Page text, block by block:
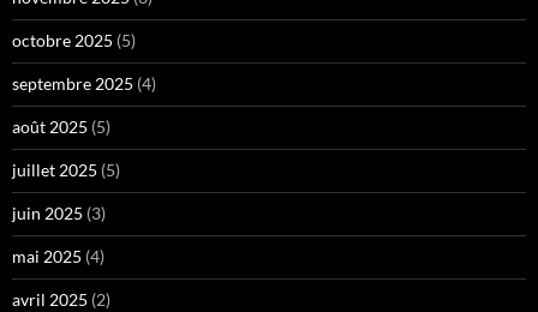
octobre 2025 (5)
septembre 2025 (4)
août 2025 (5)
juillet 2025 (5)
juin 2025 (3)
mai 2025 (4)
avril 2025 (2)